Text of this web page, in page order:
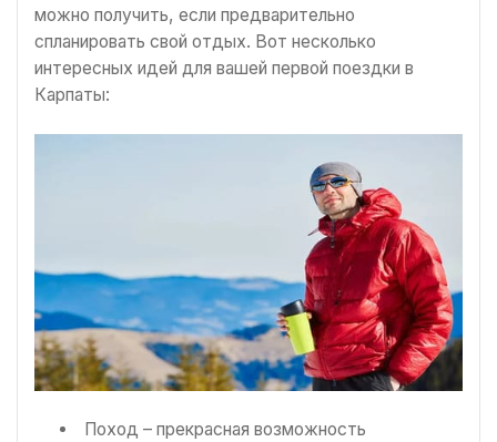
можно получить, если предварительно
спланировать свой отдых. Вот несколько
интересных идей для вашей первой поездки в
Карпаты:
Поход – прекрасная возможность